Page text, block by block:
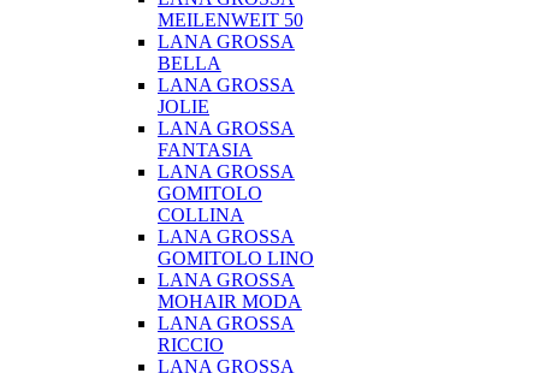
MEILENWEIT 50
LANA GROSSA
BELLA
LANA GROSSA
JOLIE
LANA GROSSA
FANTASIA
LANA GROSSA
GOMITOLO
COLLINA
LANA GROSSA
GOMITOLO LINO
LANA GROSSA
MOHAIR MODA
LANA GROSSA
RICCIO
LANA GROSSA